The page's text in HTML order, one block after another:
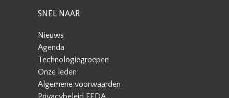
SNEL NAAR
Nieuws
Agenda
Technologiegroepen
Onze leden
Algemene voorwaarden